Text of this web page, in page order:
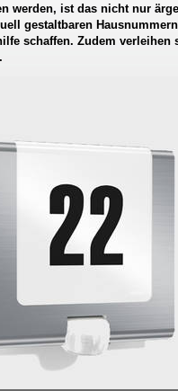
werden, ist das nicht nur
gestaltbaren
schaffen. Zudem verleihen